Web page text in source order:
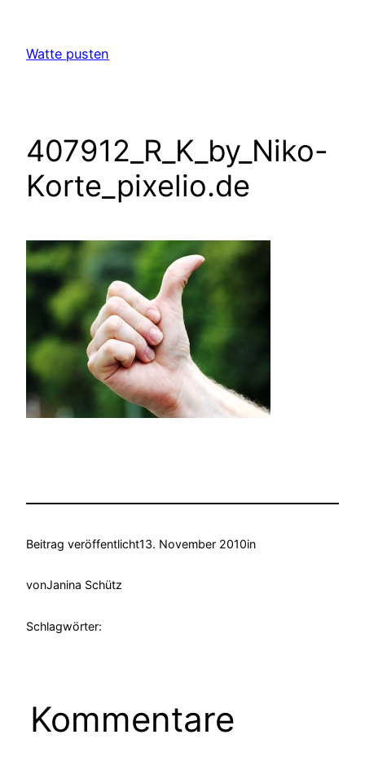
springen
Watte pusten
407912_R_K_by_Niko-
Korte_pixelio.de
Beitrag veröffentlicht13. November 2010in
vonJanina Schütz
Schlagwörter:
Kommentare